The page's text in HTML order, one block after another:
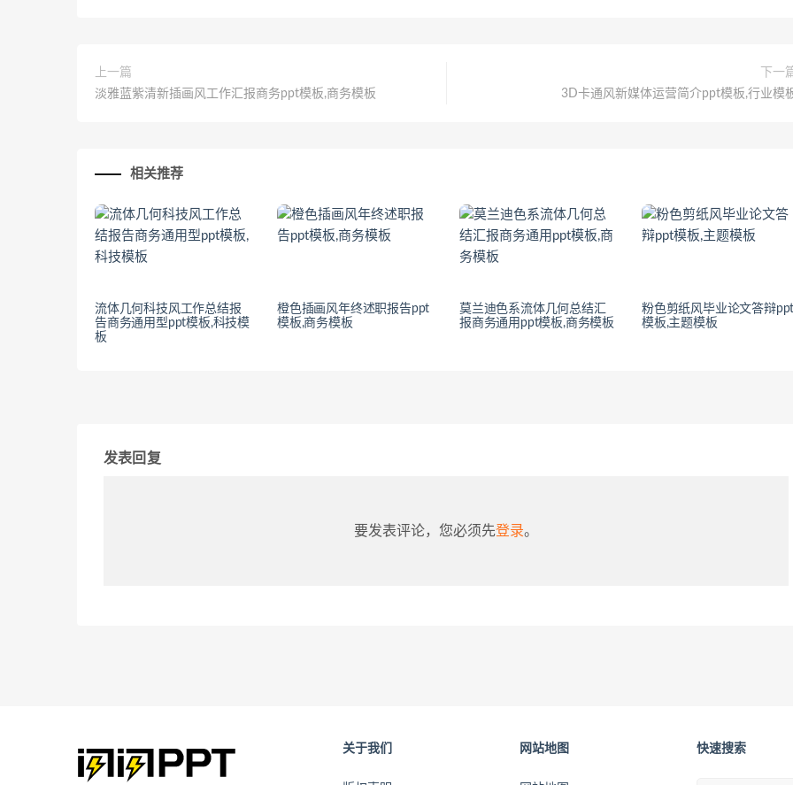
上一篇
淡雅蓝紫清新插画风工作汇报商务ppt模板,商务模板
下一
3D卡通风新媒体运营简介ppt模板,行业模
相关推荐
流体几何科技风工作总结报
告商务通用型ppt模板,科技模
板
橙色插画风年终述职报告ppt
模板,商务模板
莫兰迪色系流体几何总结汇
报商务通用ppt模板,商务模板
粉色剪纸风毕业论文答辩ppt
模板,主题模板
发表回复
要发表评论，您必须先登录。
关于我们 网站地图 快速搜索